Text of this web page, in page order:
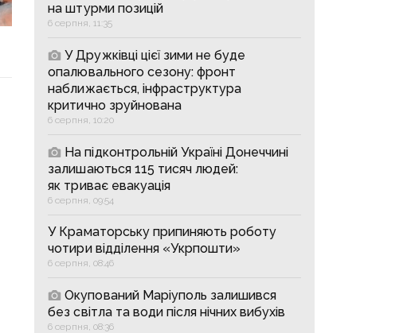
на штурми позицій
6 серпня, 11:35
У Дружківці цієї зими не буде
опалювального сезону: фронт
наближається, інфраструктура
критично зруйнована
6 серпня, 10:20
На підконтрольній Україні Донеччині
залишаються 115 тисяч людей:
як триває евакуація
6 серпня, 09:54
У Краматорську припиняють роботу
чотири відділення «Укрпошти»
6 серпня, 08:46
Окупований Маріуполь залишився
без світла та води після нічних вибухів
6 серпня, 08:36